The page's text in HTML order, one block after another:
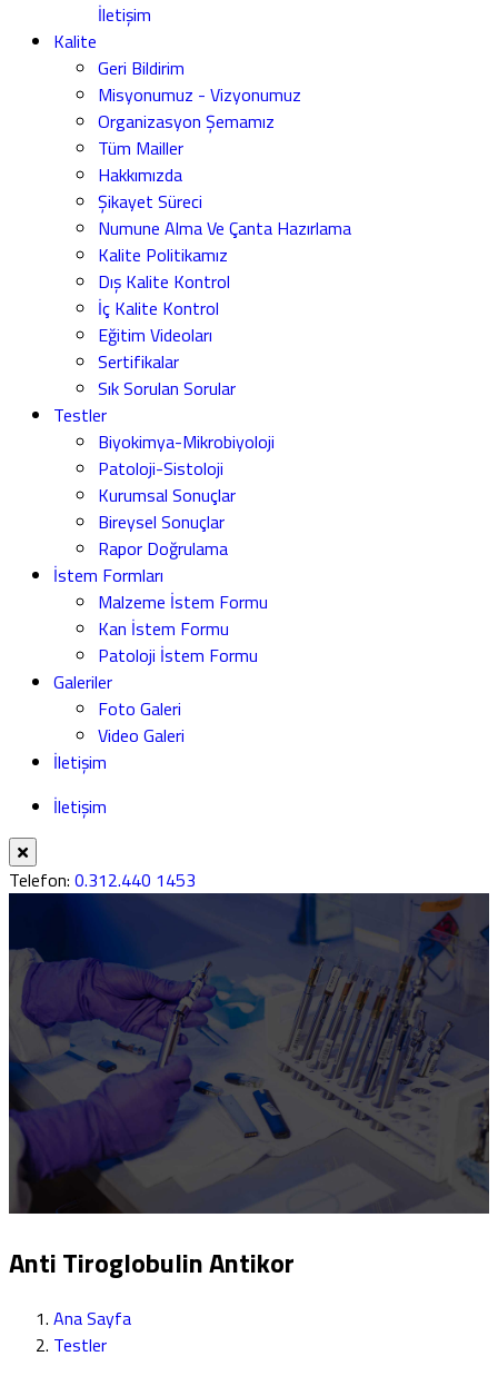
İletişim
Kalite
Geri Bildirim
Misyonumuz - Vizyonumuz
Organizasyon Şemamız
Tüm Mailler
Hakkımızda
Şikayet Süreci
Numune Alma Ve Çanta Hazırlama
Kalite Politikamız
Dış Kalite Kontrol
İç Kalite Kontrol
Eğitim Videoları
Sertifikalar
Sık Sorulan Sorular
Testler
Biyokimya-Mikrobiyoloji
Patoloji-Sistoloji
Kurumsal Sonuçlar
Bireysel Sonuçlar
Rapor Doğrulama
İstem Formları
Malzeme İstem Formu
Kan İstem Formu
Patoloji İstem Formu
Galeriler
Foto Galeri
Video Galeri
İletişim
İletişim
Telefon: 0.312.440 1453
Anti Tiroglobulin Antikor
Ana Sayfa
Testler